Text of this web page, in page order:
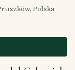
Polska